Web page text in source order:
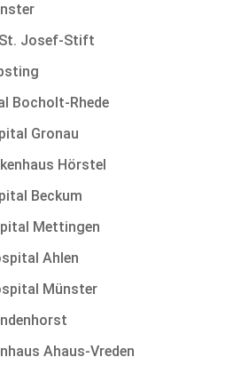
Josef-Stift
Bocholt-Rhede
Gronau
Hörstel
Beckum
Mettingen
Ahlen
Münster
Ahaus-Vreden